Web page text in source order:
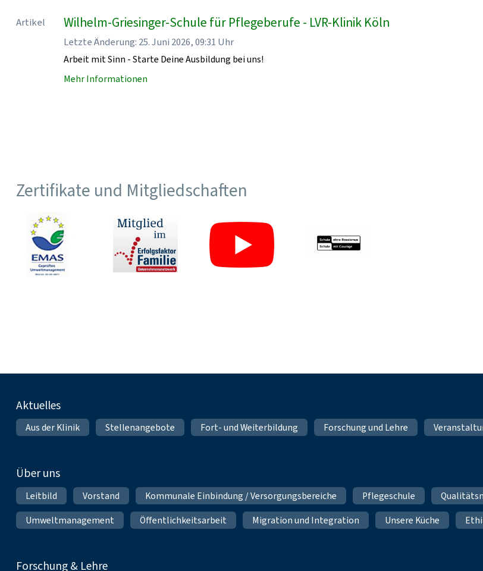
Artikel Wilhelm-Griesinger-Schule für Pflegeberufe - LVR-Klinik Köln
Letzte Änderung: 25. Juni 2026, 09:31 Uhr
Arbeit mit Sinn - Starte Deine Ausbildung bei uns!
Mehr Informationen
Zertifikate und Mitgliedschaften
Fußnavigation
Aktuelles
Aus der Klinik Stellenangebote Fort- und Weiterbildung Forschung und Lehre
Über uns
Leitbild Vorstand Kommunale Einbindung / Versorgungsbereiche Pflegeschule
Umweltmanagement
Öffentlichkeitsarbeit Migration und Integration Unsere Küche
Forschung & Lehre